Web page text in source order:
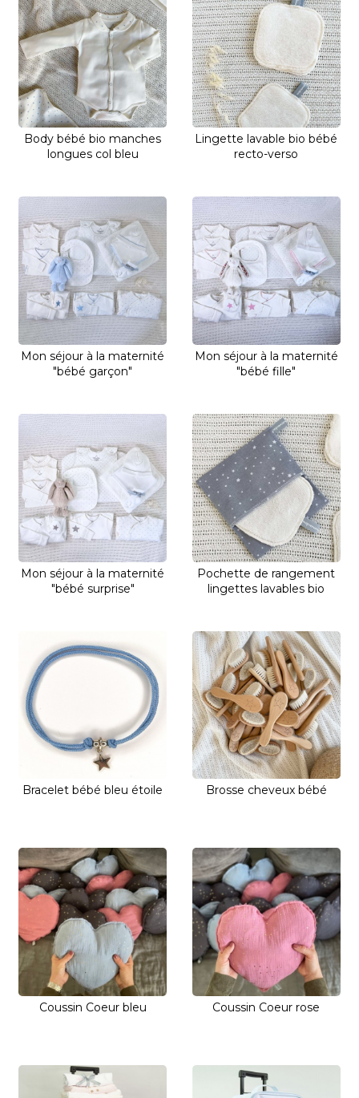
Body bébé bio manches
longues col bleu
Lingette lavable bio bébé
recto-verso
Mon séjour à la maternité
"bébé garçon"
Mon séjour à la maternité
"bébé fille"
Mon séjour à la maternité
"bébé surprise"
Pochette de rangement
lingettes lavables bio
Bracelet bébé bleu étoile Brosse cheveux bébé
Coussin Coeur bleu Coussin Coeur rose